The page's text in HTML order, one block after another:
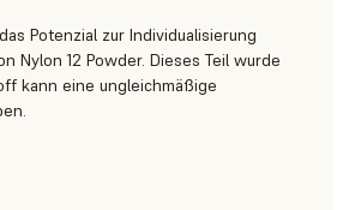
Potenzial zur Individualisierung
12 Powder. Dieses Teil wurde
kann eine ungleichmäßige